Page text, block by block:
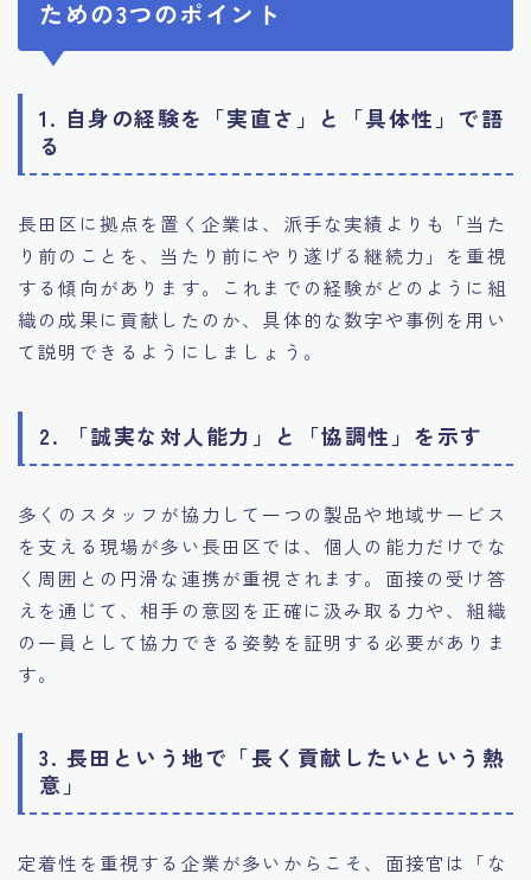
ための3つのポイント
1. 自身の経験を「実直さ」と「具体性」で語
る
長田区に拠点を置く企業は、派手な実績よりも「当た
り前のことを、当たり前にやり遂げる継続力」を重視
する傾向があります。これまでの経験がどのように組
織の成果に貢献したのか、具体的な数字や事例を用い
て説明できるようにしましょう。
2. 「誠実な対人能力」と「協調性」を示す
多くのスタッフが協力して一つの製品や地域サービス
を支える現場が多い長田区では、個人の能力だけでな
く周囲との円滑な連携が重視されます。面接の受け答
えを通じて、相手の意図を正確に汲み取る力や、組織
の一員として協力できる姿勢を証明する必要がありま
す。
3. 長田という地で「長く貢献したいという熱
意」
定着性を重視する企業が多いからこそ、面接官は「な